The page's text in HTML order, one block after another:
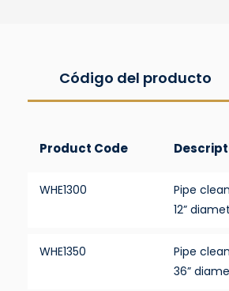
Código del producto
Product Code
WHE1300
Pipe
12”
WHE1350
Pipe
36”